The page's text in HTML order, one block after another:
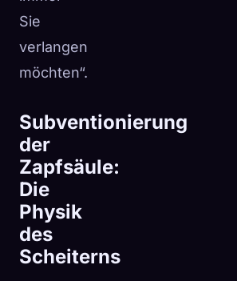
Sie
verlangen
möchten“.
Subventionierung
der
Zapfsäule:
Die
Physik
des
Scheiterns